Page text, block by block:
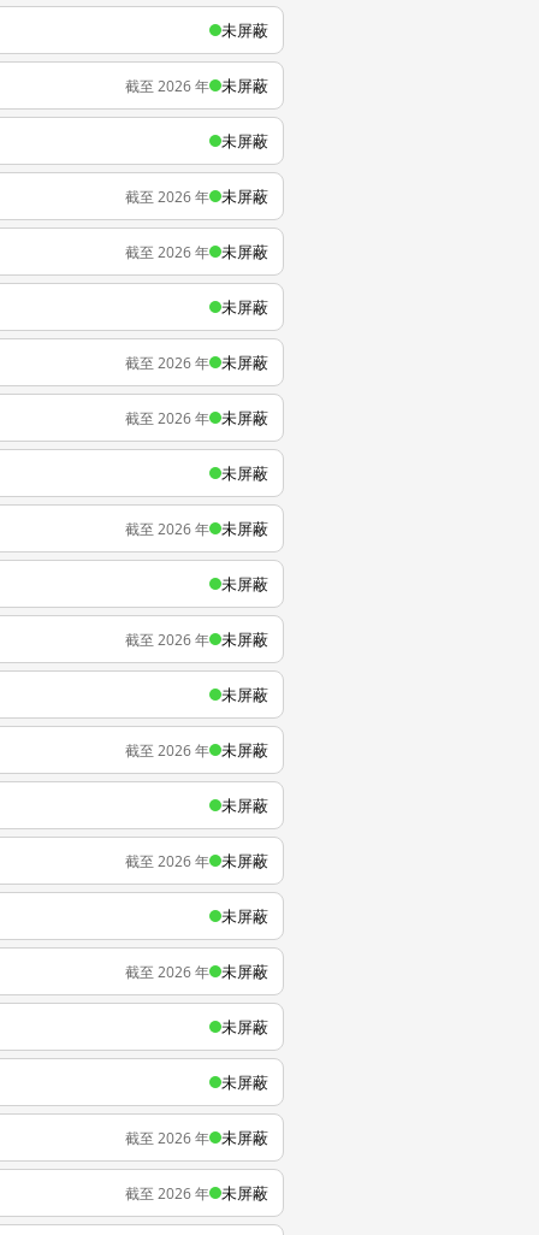
未屏蔽
截至 2026 年 未屏蔽
未屏蔽
截至 2026 年 未屏蔽
截至 2026 年 未屏蔽
未屏蔽
截至 2026 年 未屏蔽
截至 2026 年 未屏蔽
未屏蔽
截至 2026 年 未屏蔽
未屏蔽
截至 2026 年 未屏蔽
未屏蔽
截至 2026 年 未屏蔽
未屏蔽
截至 2026 年 未屏蔽
未屏蔽
截至 2026 年 未屏蔽
未屏蔽
未屏蔽
截至 2026 年 未屏蔽
截至 2026 年 未屏蔽